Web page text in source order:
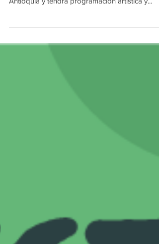
Este evento se realizará el viernes 30 de
Antioquia y tendrá programación artística y...